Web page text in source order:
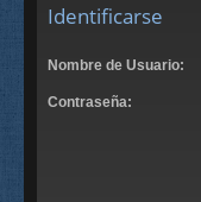
Identificarse
Nombre de Usuario:
Contraseña: